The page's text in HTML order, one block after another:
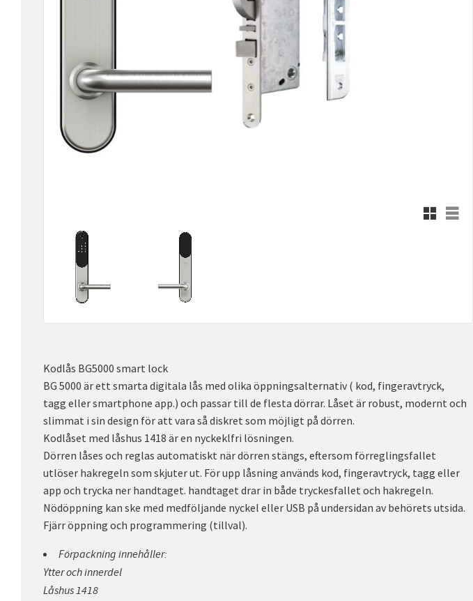
Rutnätsvy
Listvy
Kodlås BG5000 smart lock
BG 5000 är ett smarta digitala lås med olika öppningsalternativ ( kod, fingeravtryck,
tagg eller smartphone app.) och passar till de flesta dörrar. Låset är robust, modernt och
slimmat i sin design för att vara så diskret som möjligt på dörren.
Kodlåset med låshus 1418 är en nyckeklfri lösningen.
Dörren låses och reglas automatiskt när dörren stängs, eftersom förreglingsfallet
utlöser hakregeln som skjuter ut. För upp låsning används kod, fingeravtryck, tagg eller
app och trycka ner handtaget. handtaget drar in både tryckesfallet och hakregeln.
Nödöppning kan ske med medföljande nyckel eller USB på undersidan av behörets utsida.
Fjärr öppning och programmering (tillval).
Förpackning innehåller:
Ytter och innerdel
Låshus 1418